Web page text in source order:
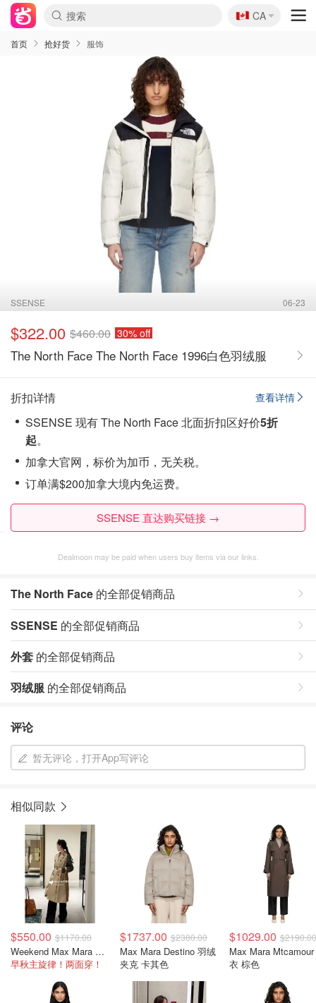
🇨🇦
CA
首页 抢好货 服饰
SSENSE 06-23
$322.00 $460.00 30% off
The North Face The North Face 1996白色羽绒服
查看详情
折扣详情
SSENSE 现有 The North Face 北面折扣区好价5折
起。
加拿大官网，标价为加币，无关税。
订单满$200加拿大境内免运费。
SSENSE 直达购买链接 →
Dealmoon may be paid when users buy items via our links.
The North Face 的全部促销商品
SSENSE 的全部促销商品
外套 的全部促销商品
羽绒服 的全部促销商品
评论
暂无评论，打开App写评论
相似同款
$550.00 $1170.00
Weekend Max Mara Canasta 风衣 米色绿色拼接
早秋主旋律！两面穿！
$1737.00 $2380.00
Max Mara Destino 羽绒
夹克 卡其色
$1029.00 $2190.00
Max Mara
衣 棕色